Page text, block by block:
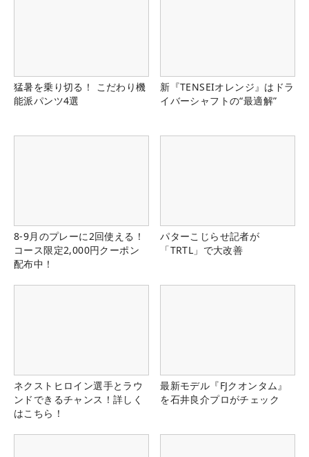
猛暑を乗り切る！ こだわり機
能派パンツ4選
新『TENSEIオレンジ』はドラ
イバーシャフトの“最適解”
8-9月のプレーに2回使える！
コース限定2,000円クーポン
配布中！
パターこじらせ記者が
「TRTL」で大改善
ネクストヒロイン選手とラウ
ンドできるチャンス！詳しく
はこちら！
最新モデル『FJクオンタム』
を石井良介プロがチェック